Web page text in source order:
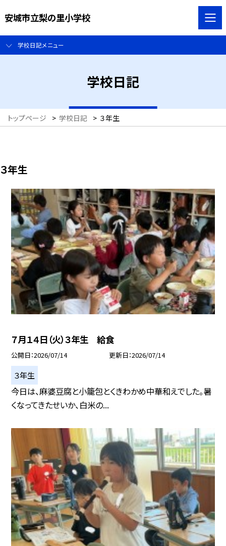
安城市立梨の里小学校
学校日記メニュー
学校日記
トップページ > 学校日記 > ３年生
３年生
７月１４日（火）３年生 給食
公開日 2026/07/14 更新日 2026/07/14
３年生
今日は、麻婆豆腐と小籠包とくきわかめ中華和えでした。暑
くなってきたせいか、白米の...